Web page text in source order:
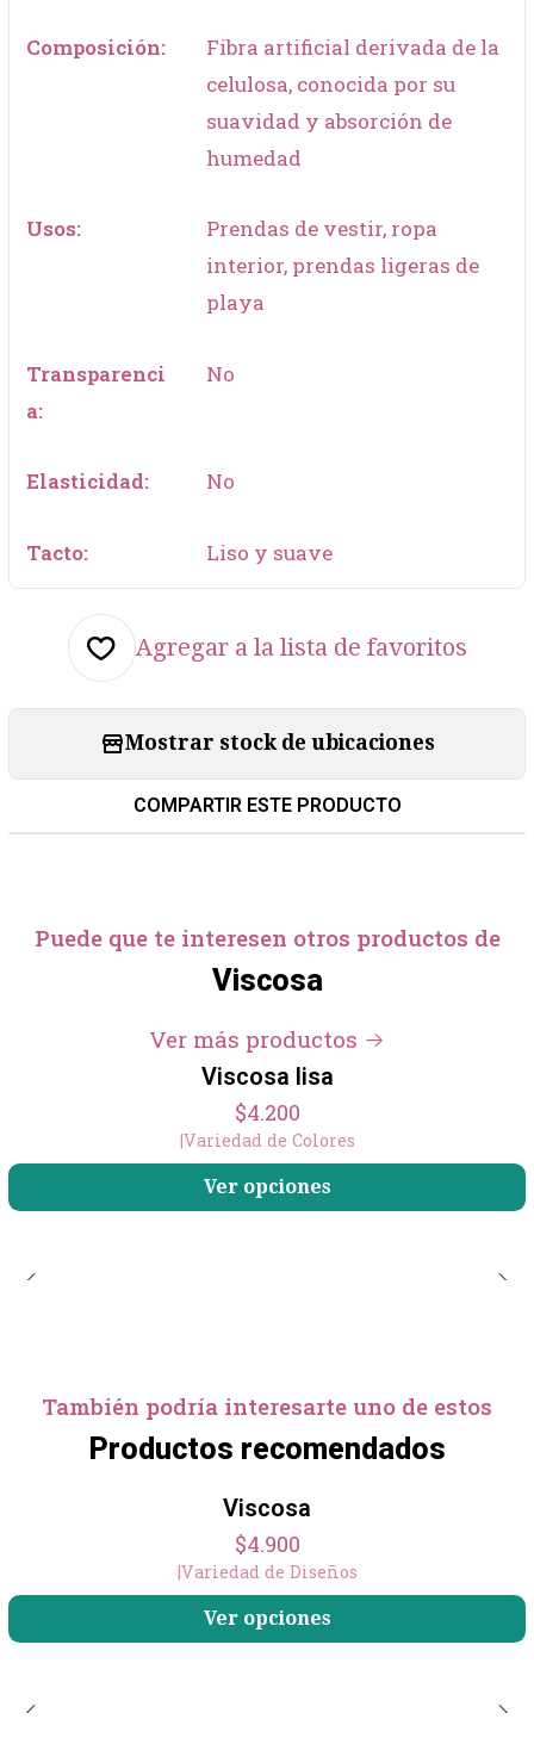
Composición:
Fibra artificial derivada de la
celulosa, conocida por su
suavidad y absorción de
humedad
Usos:
Prendas de vestir, ropa
interior, prendas ligeras de
playa
Transparenci
a:
No
Elasticidad: No
Tacto: Liso y suave
Agregar a la lista de favoritos
Mostrar stock de ubicaciones
COMPARTIR ESTE PRODUCTO
Puede que te interesen otros productos de
Viscosa
Ver más productos
Viscosa lisa
$4.200
|Variedad de Colores
Ver opciones
También podría interesarte uno de estos
Productos recomendados
Viscosa
$4.900
|Variedad de Diseños
Ver opciones